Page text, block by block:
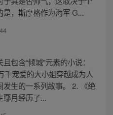
是，斯摩格作为海军 G...
包含“倾城”元素的小说：
千宠爱的大小姐穿越成为人
生的一系列故事。 2. 《绝
鄢月经历了...